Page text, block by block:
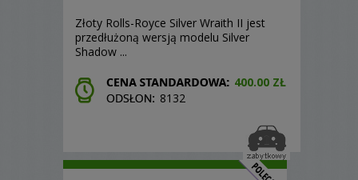
Złoty Rolls-Royce Silver Wraith II jest
przedłużoną wersją modelu Silver
Shadow ...
400.00 ZŁ
8132